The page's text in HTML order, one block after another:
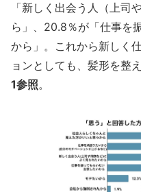
「新しく出会う人（上司
ら」、20.8％が「仕事を
から」。これから新しく
ョンとしても、髪形を整
1参照。